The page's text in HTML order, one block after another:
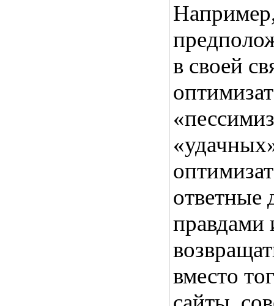
в своей
ответные
правдами
вместо